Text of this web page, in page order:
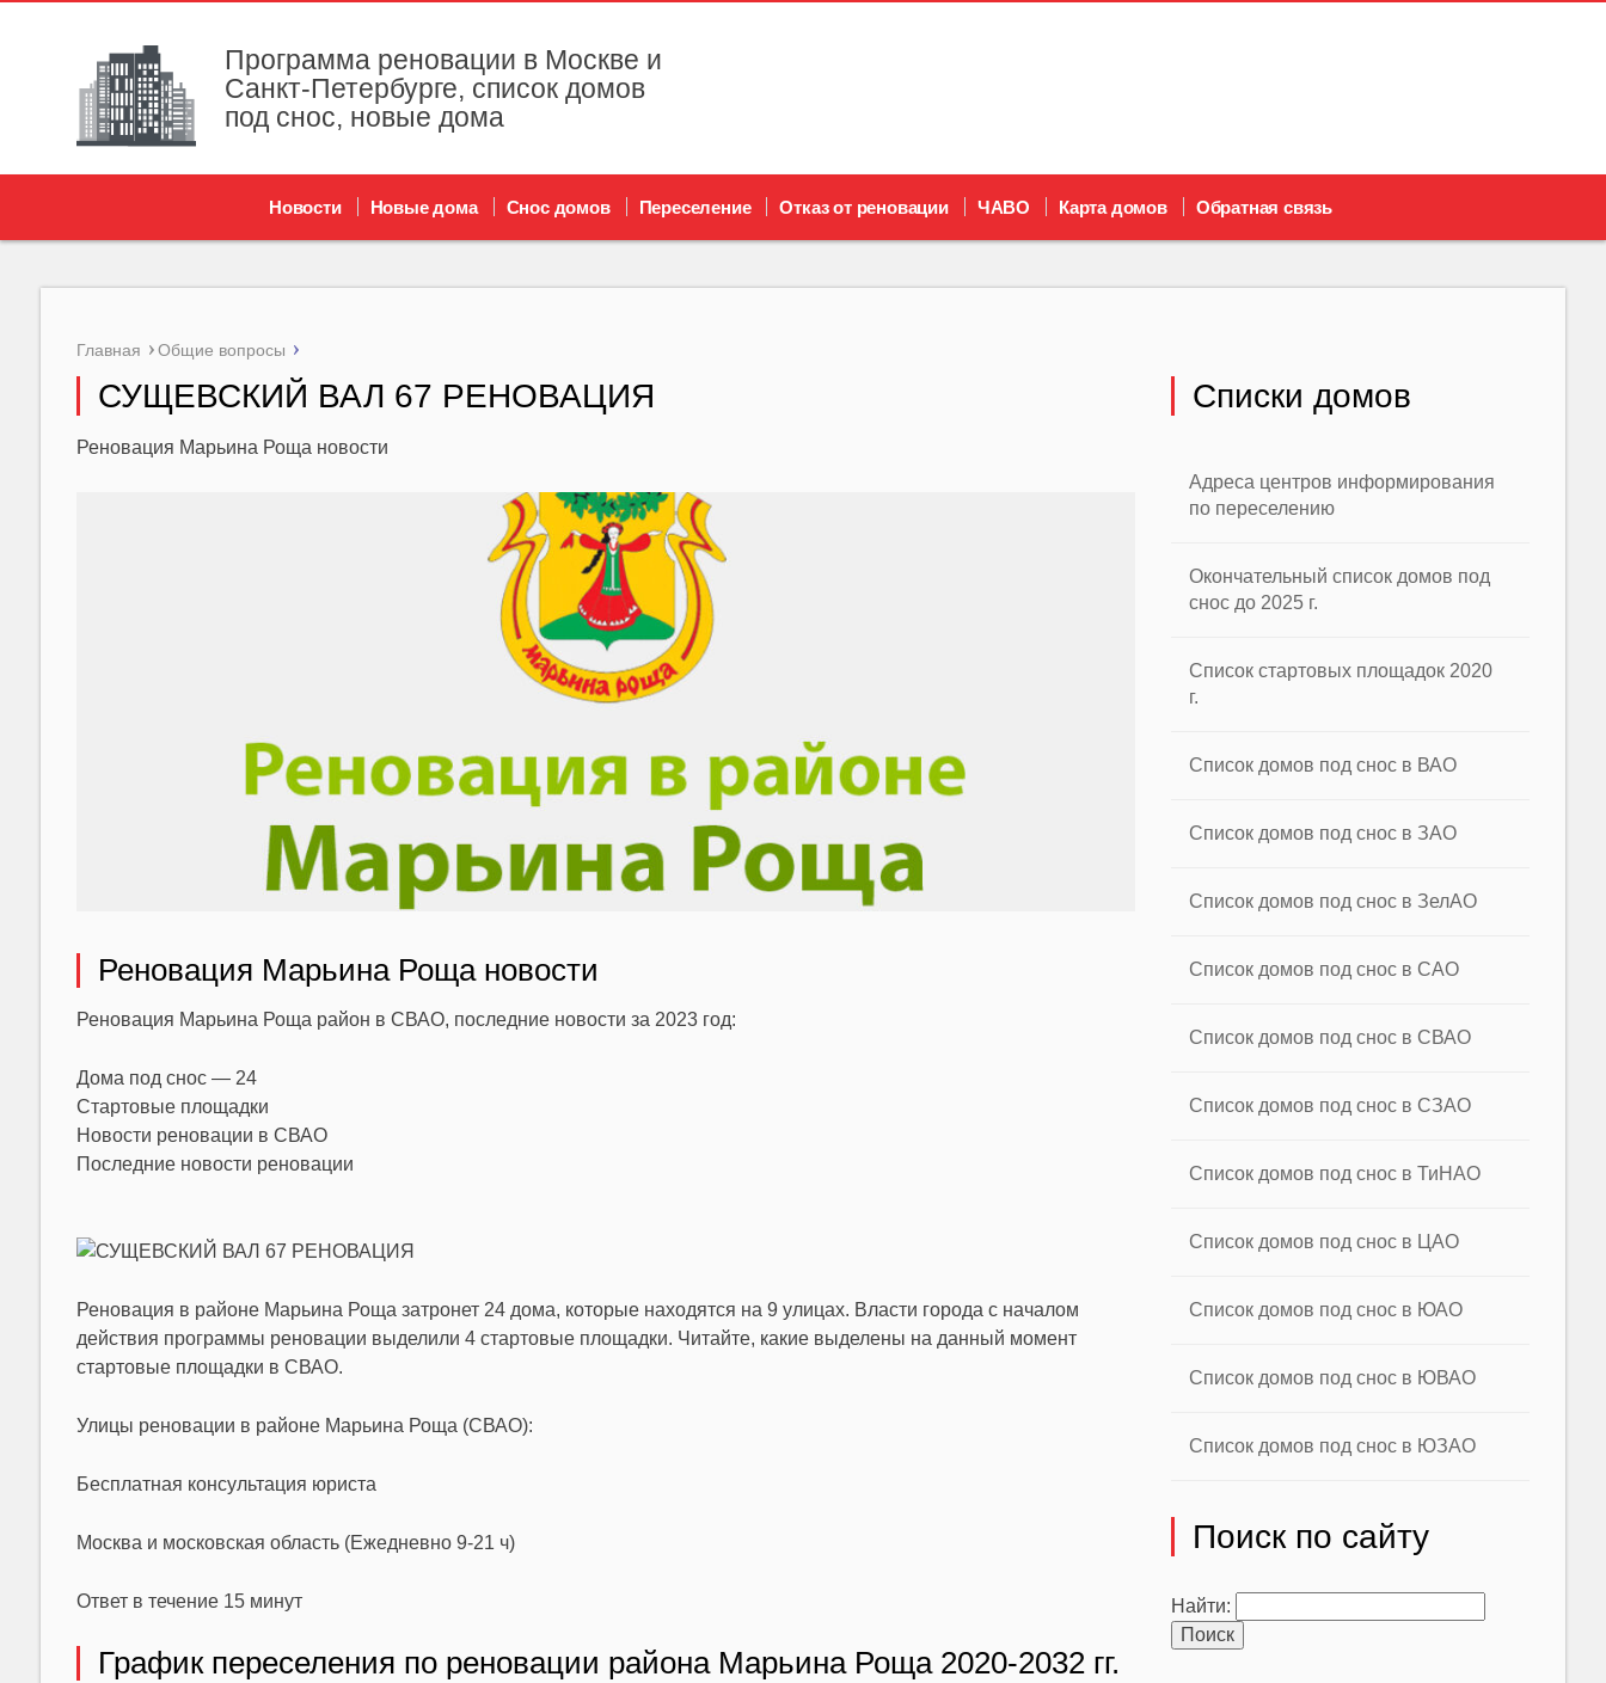
Программа реновации в Москве и
Санкт-Петербурге, список домов
под снос, новые дома
Новости Новые дома Снос домов Переселение Отказ от реновации ЧАВО Карта домов Обратная связь
Главная Общие вопросы
СУЩЕВСКИЙ ВАЛ 67 РЕНОВАЦИЯ
Реновация Марьина Роща новости
Реновация Марьина Роща новости
Реновация Марьина Роща район в СВАО, последние новости за 2023 год:
Дома под снос — 24
Стартовые площадки
Новости реновации в СВАО
Последние новости реновации
Реновация в районе Марьина Роща затронет 24 дома, которые находятся на 9 улицах. Власти города с началом
действия программы реновации выделили 4 стартовые площадки. Читайте, какие выделены на данный момент
стартовые площадки в СВАО.
Улицы реновации в районе Марьина Роща (СВАО):
Бесплатная консультация юриста
Москва и московская область (Ежедневно 9-21 ч)
Ответ в течение 15 минут
График переселения по реновации района Марьина Роща 2020-2032 гг.
Списки домов
Адреса центров информирования
по переселению
Окончательный список домов под
снос до 2025 г.
Список стартовых площадок 2020
г.
Список домов под снос в ВАО
Список домов под снос в ЗАО
Список домов под снос в ЗелАО
Список домов под снос в САО
Список домов под снос в СВАО
Список домов под снос в СЗАО
Список домов под снос в ТиНАО
Список домов под снос в ЦАО
Список домов под снос в ЮАО
Список домов под снос в ЮВАО
Список домов под снос в ЮЗАО
Поиск по сайту
Найти: